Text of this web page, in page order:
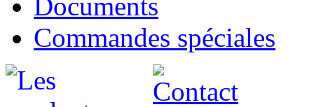
Commandes spéciales